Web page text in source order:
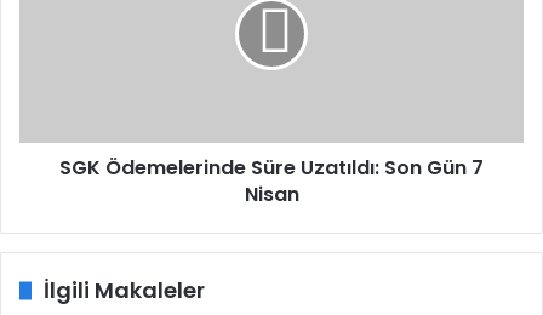
SGK Ödemelerinde Süre Uzatıldı: Son Gün 7
Nisan
İlgili Makaleler